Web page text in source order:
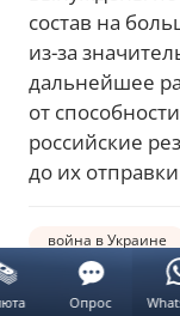
состав на
из-за
дальнейшее
от
российские
до их
война в Украине
Автор:Опрос